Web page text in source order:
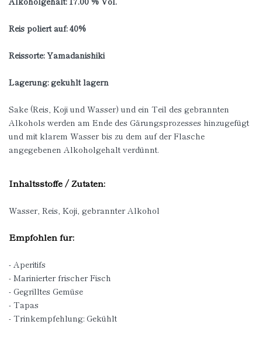
Reis poliert auf: 40%
Reissorte: Yamadanishiki
Lagerung: gekühlt lagern
Sake (Reis, Koji und Wasser) und ein Teil des gebrannten
Alkohols werden am Ende des Gärungsprozesses hinzugefügt
und mit klarem Wasser bis zu dem auf der Flasche
angegebenen Alkoholgehalt verdünnt.
Inhaltsstoffe / Zutaten:
Wasser, Reis, Koji, gebrannter Alkohol
Empfohlen für:
- Aperitifs
- Marinierter frischer Fisch
- Gegrilltes Gemüse
- Tapas
- Trinkempfehlung: Gekühlt